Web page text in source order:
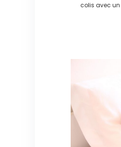
colis avec un